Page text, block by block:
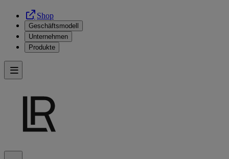
Shop
Geschäftsmodell
Unternehmen
Produkte